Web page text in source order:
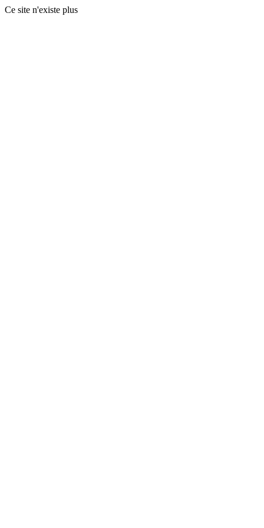
Ce site n'existe plus